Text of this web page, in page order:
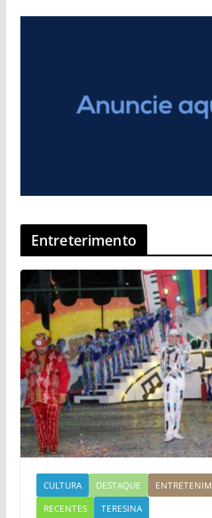
Entreterimento
CULTURA DESTAQUE
RECENTES
TERESINA